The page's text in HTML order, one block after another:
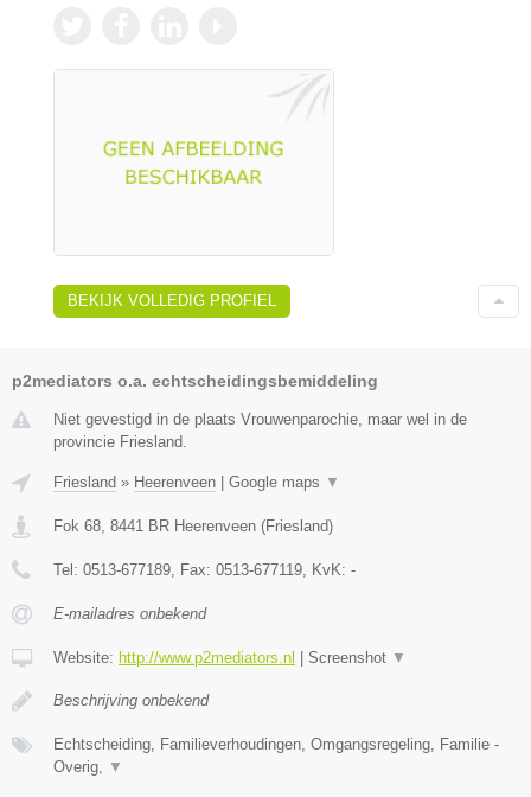
BEKIJK VOLLEDIG PROFIEL
p2mediators o.a. echtscheidingsbemiddeling
Niet gevestigd in de plaats Vrouwenparochie, maar wel in de
provincie Friesland.
Friesland » Heerenveen Google maps ▼
Fok 68, 8441 BR Heerenveen (Friesland)
Tel: 0513-677189, Fax: 0513-677119, KvK: -
E-mailadres onbekend
Website: http://www.p2mediators.nl Screenshot ▼
Beschrijving onbekend
Echtscheiding, Familieverhoudingen, Omgangsregeling, Familie -
Overig, ▼